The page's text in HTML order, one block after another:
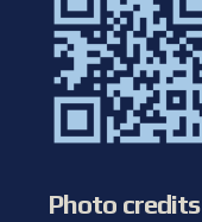
Photo credits